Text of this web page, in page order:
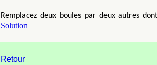
Remplacez deux boules par deux autres
Solution
Retour